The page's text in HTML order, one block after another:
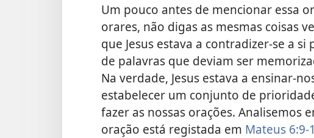
Um pouco antes de mencionar essa
orares, não digas as mesmas coisas
que Jesus estava a contradizer-se a
de palavras que deviam ser
Na verdade, Jesus estava a ensinar-
estabelecer um conjunto de
fazer as nossas orações. Analisemos
oração está registada em Mateus 6:9-